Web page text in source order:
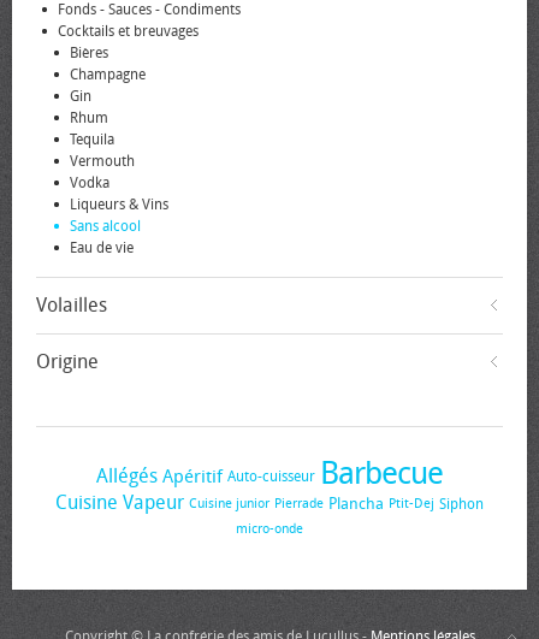
Fonds - Sauces - Condiments
Cocktails et breuvages
Bières
Champagne
Gin
Rhum
Tequila
Vermouth
Vodka
Liqueurs & Vins
Sans alcool
Eau de vie
Volailles
Origine
Allégés Apéritif Auto-cuisseur Barbecue
Cuisine Vapeur Cuisine junior Pierrade Plancha Ptit-Dej Siphon
micro-onde